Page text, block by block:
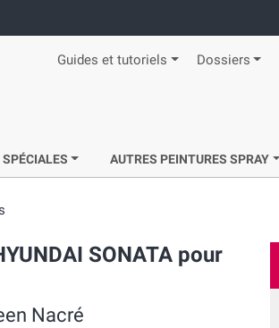
Guides et tutoriels Dossiers
AUTRES PEINTURES SPRAY
SONATA pour
Nacré